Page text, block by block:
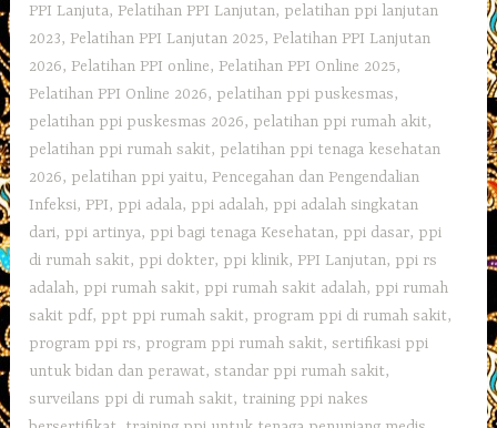
PPI Lanjuta, Pelatihan PPI Lanjutan, pelatihan ppi lanjutan
2023, Pelatihan PPI Lanjutan 2025, Pelatihan PPI Lanjutan
2026, Pelatihan PPI online, Pelatihan PPI Online 2025,
Pelatihan PPI Online 2026, pelatihan ppi puskesmas,
pelatihan ppi puskesmas 2026, pelatihan ppi rumah akit,
pelatihan ppi rumah sakit, pelatihan ppi tenaga kesehatan
2026, pelatihan ppi yaitu, Pencegahan dan Pengendalian
Infeksi, PPI, ppi adala, ppi adalah, ppi adalah singkatan
dari, ppi artinya, ppi bagi tenaga Kesehatan, ppi dasar, ppi
di rumah sakit, ppi dokter, ppi klinik, PPI Lanjutan, ppi rs
adalah, ppi rumah sakit, ppi rumah sakit adalah, ppi rumah
sakit pdf, ppt ppi rumah sakit, program ppi di rumah sakit,
program ppi rs, program ppi rumah sakit,sertifikasi ppi
untuk bidan dan perawat,standar ppi rumah sakit,
surveilans ppi di rumah sakit, training ppi nakes